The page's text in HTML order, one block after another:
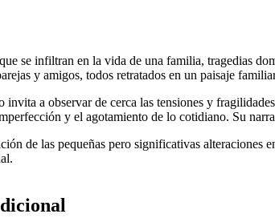
se infiltran en la vida de una familia, tragedias
y amigos, todos retratados en un paisaje
invita a observar de cerca las tensiones y
y el agotamiento de lo cotidiano. Su
de las pequeñas pero significativas alteraciones